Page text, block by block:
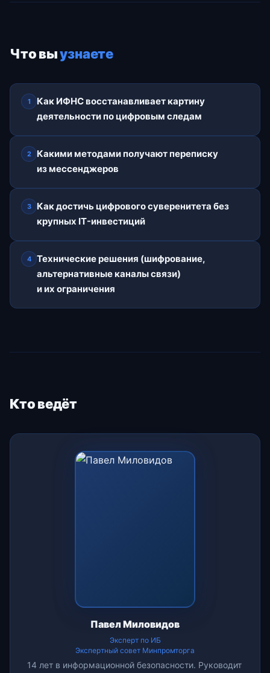
Что выузнаете
1
Как ИФНС восстанавливает картину
деятельности по цифровым следам
2
Какими методами получают переписку
из мессенджеров
3
Как достичь цифрового суверенитета без
крупных IT-инвестиций
4
Технические решения (шифрование,
альтернативные каналы связи)
и их ограничения
Кто ведёт
Павел Миловидов
Эксперт по ИБ
Экспертный совет Минпромторга
14 лет в информационной безопасности. Руководит